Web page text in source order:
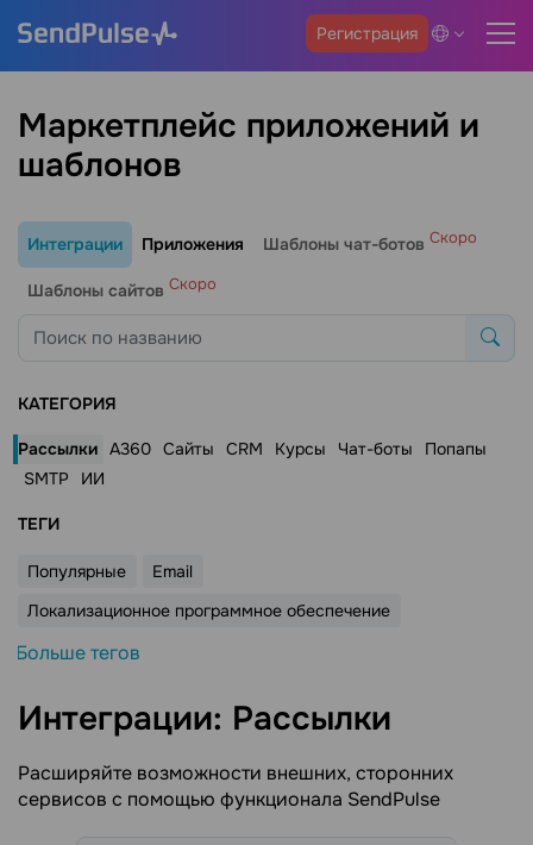
Регистрация
Маркетплейс приложений и
шаблонов
Интеграции Приложения Шаблоны чат-ботов Скоро
Шаблоны сайтов Скоро
КАТЕГОРИЯ
Рассылки A360 Сайты CRM Курсы Чат-боты
Попапы
SMTP
ИИ
ТЕГИ
Популярные
Email
Локализационное программное обеспечение
Больше тегов
Интеграции: Рассылки
Расширяйте возможности внешних, сторонних
сервисов с помощью функционала SendPulse